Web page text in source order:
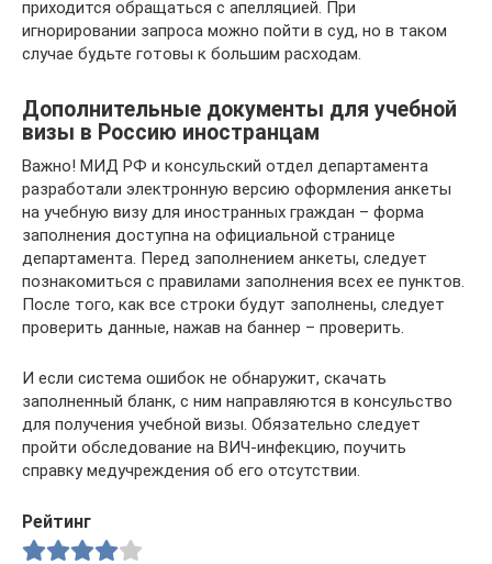
приходится обращаться с апелляцией. При
игнорировании запроса можно пойти в суд, но в таком
случае будьте готовы к большим расходам.
Дополнительные документы для учебной
визы в Россию иностранцам
Важно! МИД РФ и консульский отдел департамента
разработали электронную версию оформления анкеты
на учебную визу для иностранных граждан – форма
заполнения доступна на официальной странице
департамента. Перед заполнением анкеты, следует
познакомиться с правилами заполнения всех ее пунктов.
После того, как все строки будут заполнены, следует
проверить данные, нажав на баннер – проверить.
И если система ошибок не обнаружит, скачать
заполненный бланк, с ним направляются в консульство
для получения учебной визы. Обязательно следует
пройти обследование на ВИЧ-инфекцию, поучить
справку медучреждения об его отсутствии.
Рейтинг